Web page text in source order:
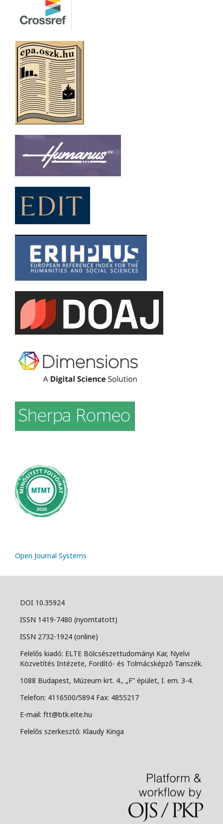
Open Journal Systems
DOI 10.35924
ISSN 1419-7480 (nyomtatott)
ISSN 2732-1924 (online)
Felelős kiadó: ELTE Bölcsészettudományi Kar, Nyelvi
Közvetítés Intézete, Fordító- és Tolmácsképző Tanszék.
1088 Budapest, Múzeum krt. 4., „F” épület, I. em. 3-4.
Telefon: 4116500/5894 Fax: 4855217
E-mail: ftt@btk.elte.hu
Felelős szerkesztő: Klaudy Kinga